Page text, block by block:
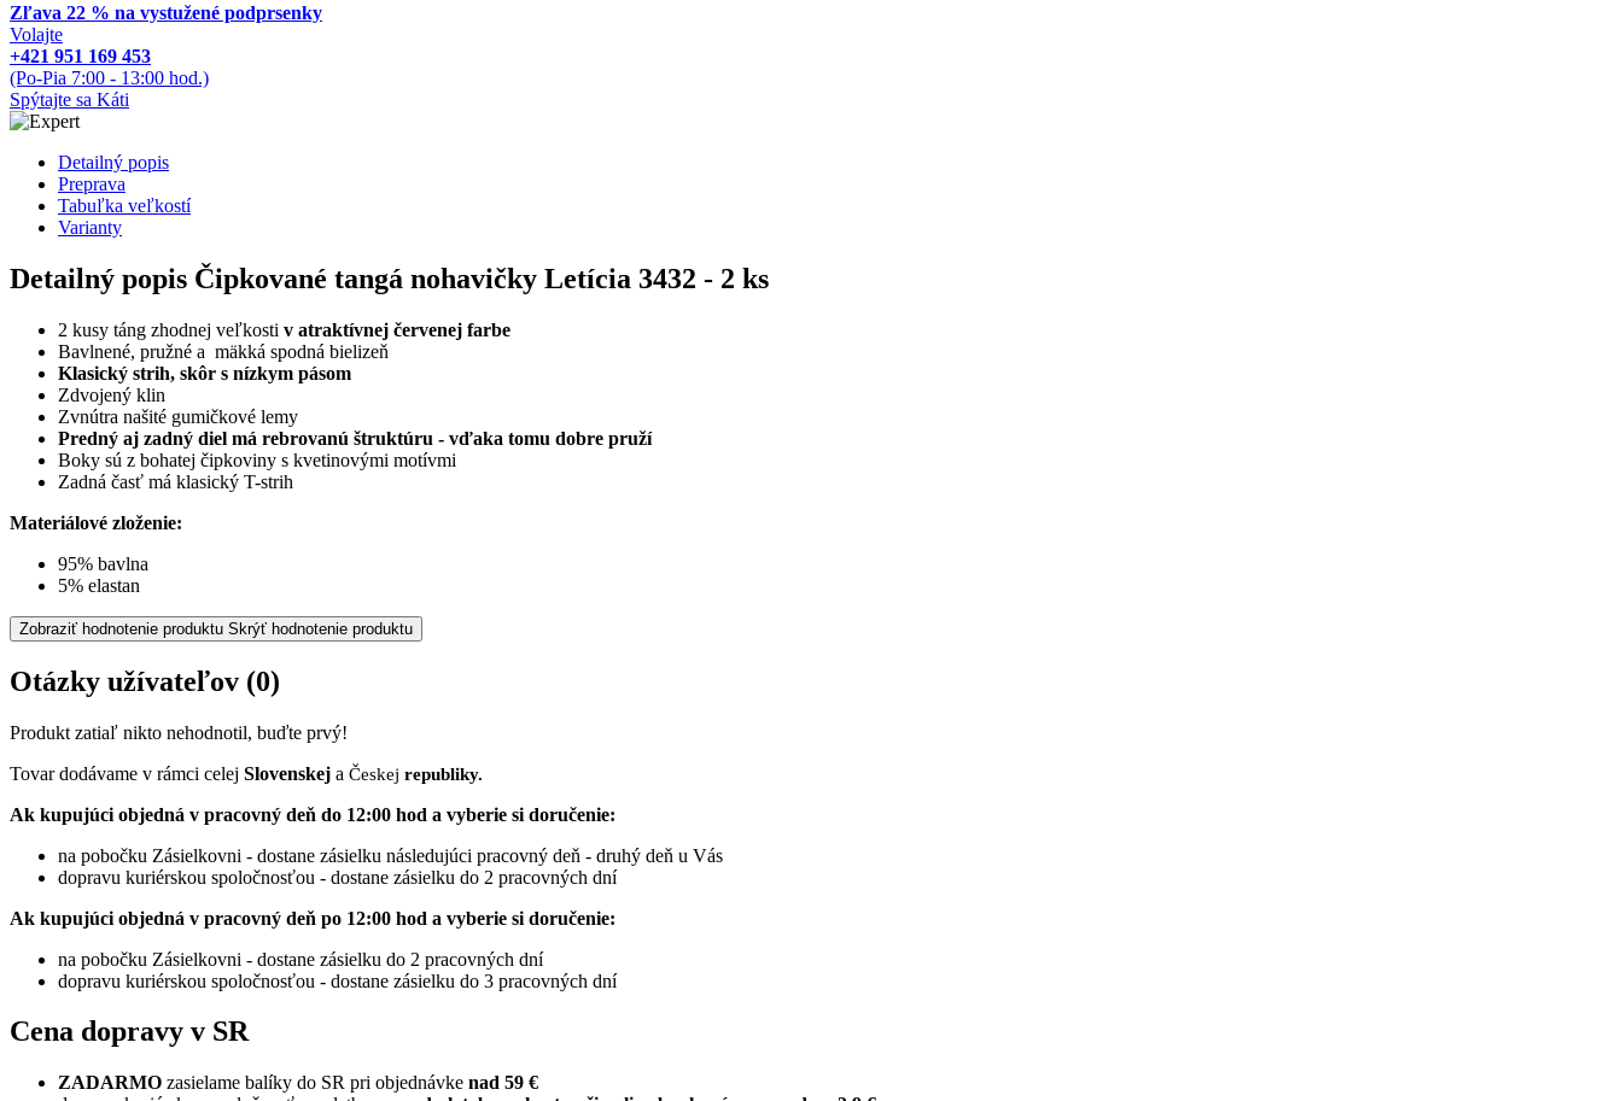
Zľava 22 % na vystužené podprsenky
Volajte
+421 951 169 453
(Po-Pia 7:00 - 13:00 hod.)
Spýtajte sa Káti
Detailný popis
Preprava
Tabuľka veľkostí
Varianty
Detailný popis Čipkované tangá nohavičky Letícia 3432 - 2 ks
2 kusy táng zhodnej veľkosti v atraktívnej červenej farbe
Bavlnené, pružné a mäkká spodná bielizeň
Klasický strih, skôr s nízkym pásom
Zdvojený klin
Zvnútra našité gumičkové lemy
Predný aj zadný diel má rebrovanú štruktúru - vďaka tomu dobre pruží
Boky sú z bohatej čipkoviny s kvetinovými motívmi
Zadná časť má klasický T-strih
Materiálové zloženie:
95% bavlna
5% elastan
Zobraziť hodnotenie produktu Skrýť hodnotenie produktu
Otázky užívateľov (0)
Produkt zatiaľ nikto nehodnotil, buďte prvý!
Tovar dodávame v rámci celej Slovenskej a Českej republiky.
Ak kupujúci objedná v pracovný deň do 12:00 hod a vyberie si doručenie:
na pobočku Zásielkovni - dostane zásielku následujúci pracovný deň - druhý deň u Vás
dopravu kuriérskou spoločnosťou - dostane zásielku do 2 pracovných dní
Ak kupujúci objedná v pracovný deň po 12:00 hod a vyberie si doručenie:
na pobočku Zásielkovni - dostane zásielku do 2 pracovných dní
dopravu kuriérskou spoločnosťou - dostane zásielku do 3 pracovných dní
Cena dopravy v SR
ZADARMO zasielame balíky do SR pri objednávke nad 59 €